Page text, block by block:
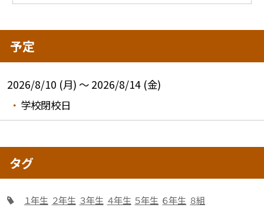
予定
2026/8/10 (月) ～ 2026/8/14 (金)
学校閉校日
タグ
１年生 ２年生 ３年生 ４年生 ５年生 ６年生 ８組